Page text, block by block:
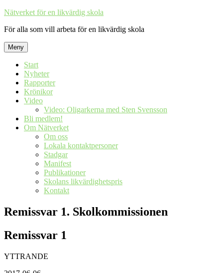
Hoppa
innehåll
Nätverket för en likvärdig skola
För alla som vill arbeta för en likvärdig skola
Meny
Start
Nyheter
Rapporter
Krönikor
Video
Video: Oligarkerna med Sten Svensson
Bli medlem!
Om Nätverket
Om oss
Lokala kontaktpersoner
Stadgar
Manifest
Publikationer
Skolans likvärdighetspris
Kontakt
Remissvar 1. Skolkommissionen
Remissvar 1
YTTRANDE